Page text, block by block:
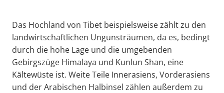
Das Hochland von Tibet beispielsweise zählt zu den
landwirtschaftlichen Ungunsträumen, da es, bedingt
durch die hohe Lage und die umgebenden
Gebirgszüge Himalaya und Kunlun Shan, eine
Kältewüste ist. Weite Teile Innerasiens, Vorderasiens
und der Arabischen Halbinsel zählen außerdem zu